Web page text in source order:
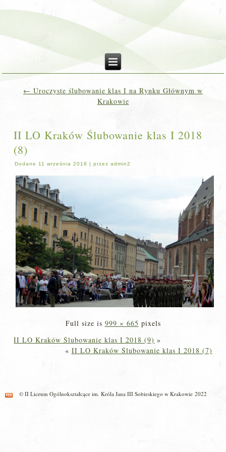
← Uroczyste ślubowanie klas I na Rynku Głównym w
Krakowie
II LO Kraków Ślubowanie klas I 2018
(8)
Dodane 11 września 2018 |przez admin2
Full size is 999 × 665 pixels
II LO Kraków Ślubowanie klas I 2018 (9) »
« II LO Kraków Ślubowanie klas I 2018 (7)
© II Liceum Ogólnokształcące im. Króla Jana III Sobieskiego w Krakowie 2022